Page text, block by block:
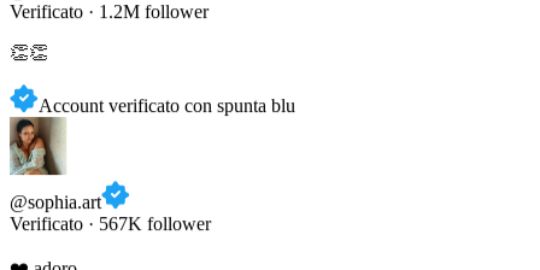
👏👏
@sophia.art
Verificato · 567K follower